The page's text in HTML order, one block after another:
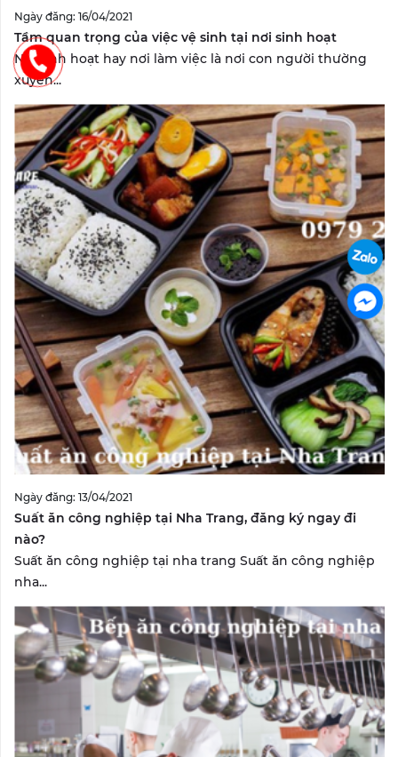
Ngày đăng: 16/04/2021
Tầm quan trọng của việc vệ sinh tại nơi sinh hoạt
Nơi sinh hoạt hay nơi làm việc là nơi con người thường
xuyên...
Ngày đăng: 13/04/2021
Suất ăn công nghiệp tại Nha Trang, đăng ký ngay đi
nào?
Suất ăn công nghiệp tại nha trang Suất ăn công nghiệp
nha...